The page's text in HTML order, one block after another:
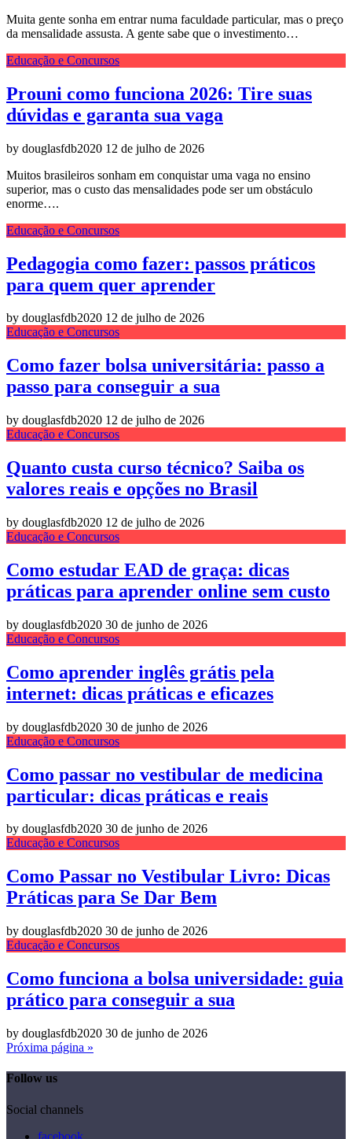
Muita gente sonha em entrar numa faculdade particular, mas o preço
da mensalidade assusta. A gente sabe que o investimento…
Educação e Concursos
Prouni como funciona 2026: Tire suas
dúvidas e garanta sua vaga
by douglasfdb2020 12 de julho de 2026
Muitos brasileiros sonham em conquistar uma vaga no ensino
superior, mas o custo das mensalidades pode ser um obstáculo
enorme….
Educação e Concursos
Pedagogia como fazer: passos práticos
para quem quer aprender
by douglasfdb2020 12 de julho de 2026
Educação e Concursos
Como fazer bolsa universitária: passo a
passo para conseguir a sua
by douglasfdb2020 12 de julho de 2026
Educação e Concursos
Quanto custa curso técnico? Saiba os
valores reais e opções no Brasil
by douglasfdb2020 12 de julho de 2026
Educação e Concursos
Como estudar EAD de graça: dicas
práticas para aprender online sem custo
by douglasfdb2020 30 de junho de 2026
Educação e Concursos
Como aprender inglês grátis pela
internet: dicas práticas e eficazes
by douglasfdb2020 30 de junho de 2026
Educação e Concursos
Como passar no vestibular de medicina
particular: dicas práticas e reais
by douglasfdb2020 30 de junho de 2026
Educação e Concursos
Como Passar no Vestibular Livro: Dicas
Práticas para Se Dar Bem
by douglasfdb2020 30 de junho de 2026
Educação e Concursos
Como funciona a bolsa universidade: guia
prático para conseguir a sua
by douglasfdb2020 30 de junho de 2026
Próxima página »
Follow us
Social channels
facebook